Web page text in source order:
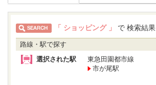
「 ショッピング 」 で 検索結果
路線・駅で探す
選択された駅
東急田園都市線
市が尾駅